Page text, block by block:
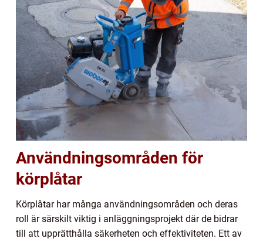
Användningsområden för
körplåtar
Körplåtar har många användningsområden och deras
roll är särskilt viktig i anläggningsprojekt där de bidrar
till att upprätthålla säkerheten och effektiviteten. Ett av